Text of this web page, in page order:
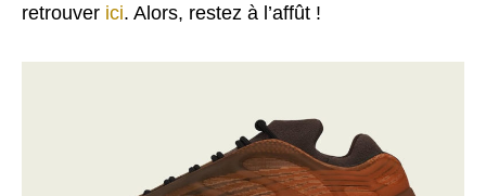
retrouver ici. Alors, restez à l’affût !